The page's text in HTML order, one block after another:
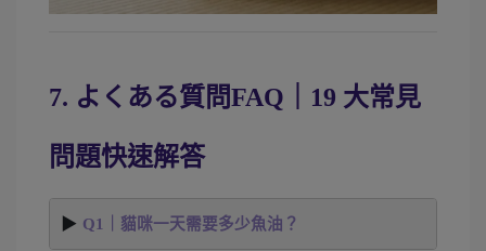
7. よくある質問FAQ｜19 大常見
問題快速解答
Q1｜貓咪一天需要多少魚油？